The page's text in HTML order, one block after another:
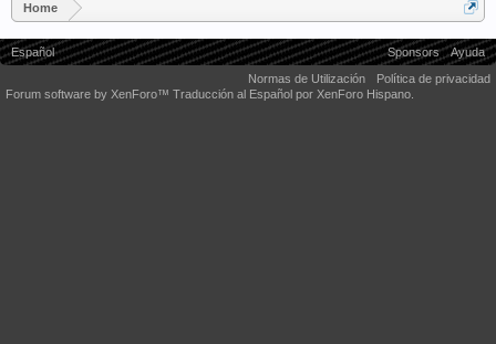
Home
Español Sponsors
Ayuda
Normas de Utilización
Política de privacidad
Forum software by XenForo™ Traducción al Español por XenForo Hispano.